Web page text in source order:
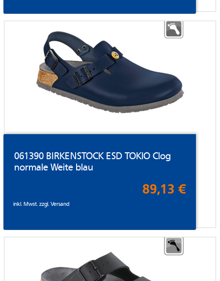
061390 BIRKENSTOCK ESD TOKIO Clog
normale Weite blau
89,13 €
inkl. Mwst. zzgl.Versand